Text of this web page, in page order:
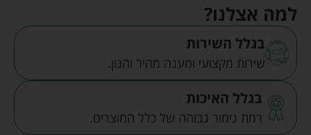
למה אצלנו?
בגלל השירות
שירות מקצועי ומענה מהיר והגון.
בגלל האיכות
רמת גימור גבוהה של כלל המוצרים.